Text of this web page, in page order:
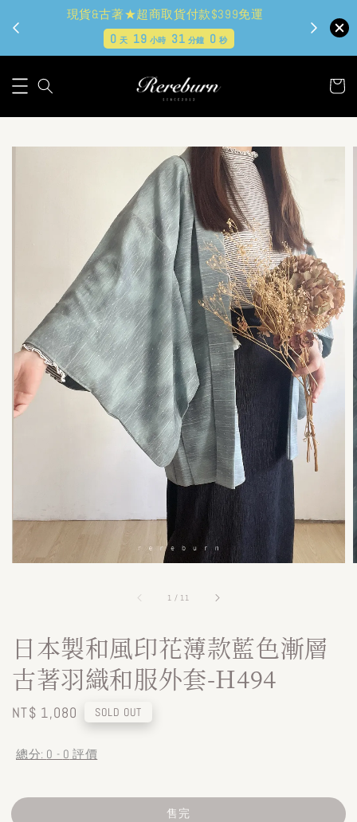
現貨&古著★超商取貨付款$399免運
0 天 19小時 30分鐘 58秒
1 / 11
日本製和風印花薄款藍色漸層
古著羽織和服外套-H494
Regular
NT$ 1,080 SOLD OUT
總分: 0 - 0 評價
售完